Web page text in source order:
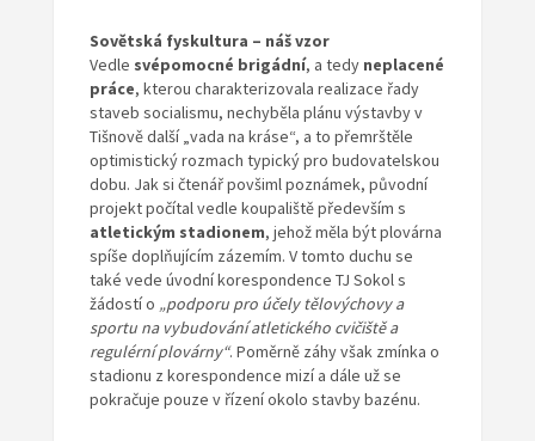
Sovětská fyskultura – náš vzor
Vedle svépomocné brigádní, a tedy neplacené
práce, kterou charakterizovala realizace řady
staveb socialismu, nechyběla plánu výstavby v
Tišnově další „vada na kráse“, a to přemrštěle
optimistický rozmach typický pro budovatelskou
dobu. Jak si čtenář povšiml poznámek, původní
projekt počítal vedle koupaliště především s
atletickým stadionem, jehož měla být plovárna
spíše doplňujícím zázemím. V tomto duchu se
také vede úvodní korespondence TJ Sokol s
žádostí o „podporu pro účely tělovýchovy a
sportu na vybudování atletického cvičiště a
regulérní plovárny“. Poměrně záhy však zmínka o
stadionu z korespondence mizí a dále už se
pokračuje pouze v řízení okolo stavby bazénu.